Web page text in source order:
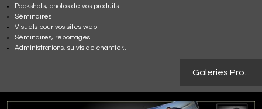
Packshots, photos de vos produits
Séminaires
Visuels pour vos sites web
Séminaires, reportages
Administrations, suivis de chantier...
Galeries Pro...